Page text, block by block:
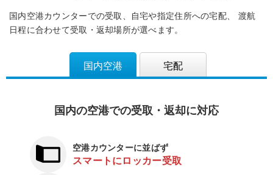
国内空港カウンターでの受取、自宅や指定住所への宅配、
渡航
日程に合わせて受取・返却場所が選べます。
国内空港 宅配
国内の空港での受取・返却に対応
空港カウンターに並ばず
スマートにロッカー受取